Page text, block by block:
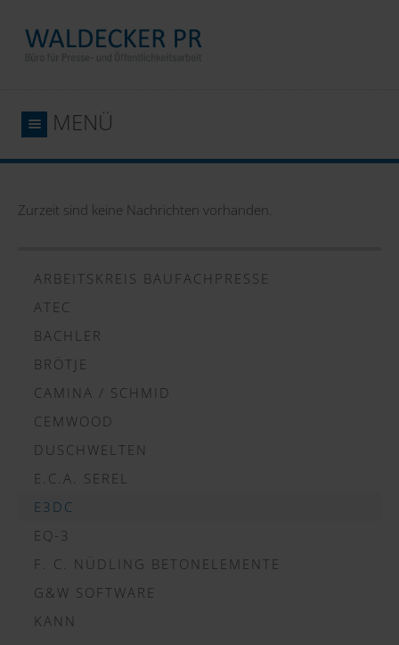
MENÜ
Zurzeit sind keine Nachrichten vorhanden.
ARBEITSKREIS BAUFACHPRESSE
ATEC
BACHLER
BRÖTJE
CAMINA / SCHMID
CEMWOOD
DUSCHWELTEN
E.C.A. SEREL
E3DC
EQ-3
F. C. NÜDLING BETONELEMENTE
G&W SOFTWARE
KANN